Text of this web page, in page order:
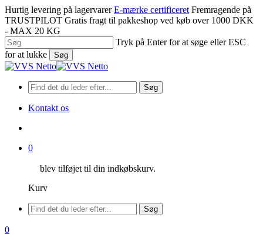
Spring
til
hovedindhold
Hurtig levering på lagervarer E-mærke certificeret Fremragende på
TRUSTPILOT Gratis fragt til pakkeshop ved køb over 1000 DKK
- MAX 20 KG
Tryk på Enter for at søge eller ESC
for at lukke
Søg
Luk
Søg
Kontakt os
0
blev tilføjet til din indkøbskurv.
Kurv
Menu
Søg
søge
0